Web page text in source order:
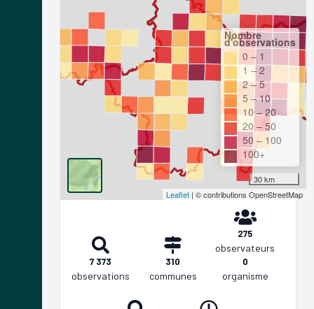
Nombre
d'observations
0 – 1
1 – 2
2 – 5
5 – 10
10 – 20
20 – 50
50 – 100
100+
30 km
Leaflet | © contributions OpenStreetMap
7 373
observations
310
communes
275
observateurs
0
organisme